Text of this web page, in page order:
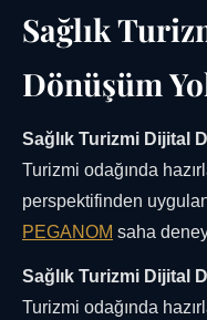
Sağlık
Dönüşüm
Sağlık Turizmi Dijital
Turizmi odağında
perspektifinden
PEGANOM saha
Sağlık Turizmi Dijital
Turizmi odağında